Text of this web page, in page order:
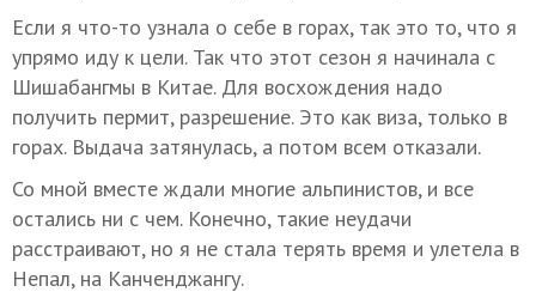
Если я что-то узнала о себе в горах, так это то, что я
упрямо иду к цели. Так что этот сезон я начинала с
Шишабангмы в Китае. Для восхождения надо
получить пермит, разрешение. Это как виза, только в
горах. Выдача затянулась, а потом всем отказали.
Со мной вместе ждали многие альпинистов, и все
остались ни с чем. Конечно, такие неудачи
расстраивают, но я не стала терять время и улетела в
Непал, на Канченджангу.